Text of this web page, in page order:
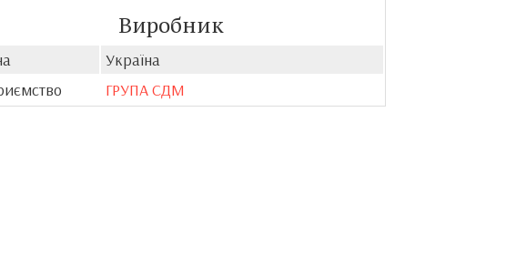
Виробник
Україна
ГРУПА СДМ